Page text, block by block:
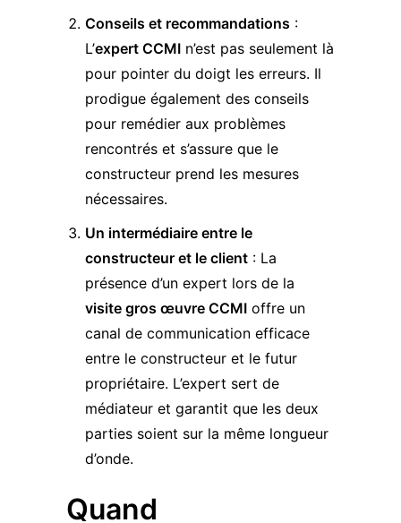
Conseils et recommandations :
L’expert CCMIn’est pas seulement là
pour pointer du doigt les erreurs. Il
prodigue également des conseils
pour remédier aux problèmes
rencontrés et s’assure que le
constructeur prend les mesures
nécessaires.
Un intermédiaire entre le
constructeur et le client: La
présence d’un expert lors de la
visite gros œuvre CCMIoffre un
canal de communication efficace
entre le constructeur et le futur
propriétaire. L’expert sert de
médiateur et garantit que les deux
parties soient sur la même longueur
d’onde.
Quand